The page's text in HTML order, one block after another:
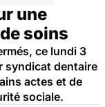
une
soins
ce lundi 3
syndicat dentaire
actes et de
sociale.